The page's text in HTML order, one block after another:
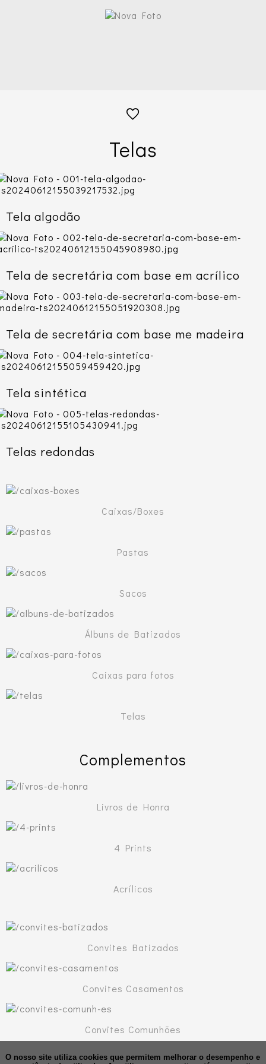
Telas
Tela algodão
Tela de secretária com base em acrílico
Tela de secretária com base me madeira
Tela sintética
Telas redondas
Caixas/Boxes
Pastas
Sacos
Álbuns de Batizados
Caixas para fotos
Telas
Complementos
Livros de Honra
4 Prints
Acrílicos
Convites Batizados
Convites Casamentos
Convites Comunhões
O nosso site utiliza cookies que permitem melhorar o desempenho e